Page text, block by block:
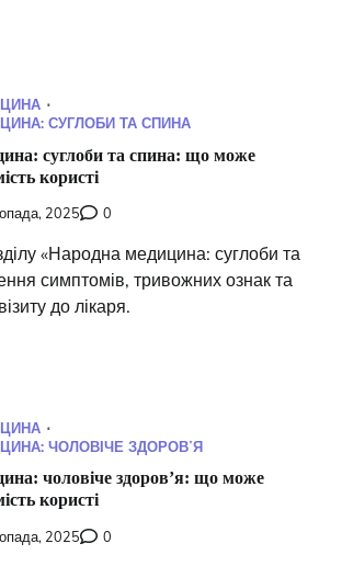
СУГЛОБИ ТА СПИНА
суглоби та спина: що може
користі
2025 0
«Народна медицина: суглоби та
симптомів, тривожних ознак та
до лікаря.
ЧОЛОВІЧЕ ЗДОРОВʼЯ
чоловіче здоровʼя: що може
користі
2025 0